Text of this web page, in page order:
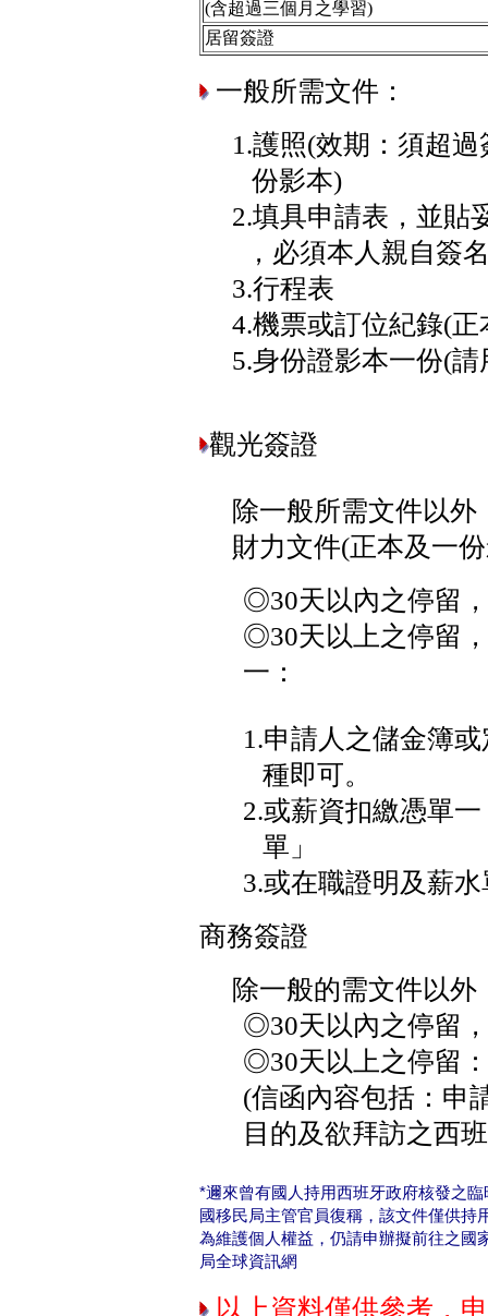
(含超過三個月之學習)
居留簽證
一般所需文件：
1.護照(效期：須超過
份影本)
2.填具申請表，並貼
，必須本人親自簽
3.行程表
4.機票或訂位紀錄(正
5.身份證影本一份(請
觀光簽證
除一般所需文件以外
財力文件(正本及一份
◎30天以內之停留
◎30天以上之停留
一：
1.申請人之儲金簿
種即可。
2.或薪資扣繳憑單
單」
3.或在職證明及薪
商務簽證
除一般的需文件以外
◎30天以內之停留
◎30天以上之停留
(信函內容包括：申
目的及欲拜訪之西
*邇來曾有國人持用西班牙政府核發之
國移民局主管官員復稱，該文件僅供持
為維護個人權益，仍請申辦擬前往之國
局全球資訊網
以上資料僅供參考，